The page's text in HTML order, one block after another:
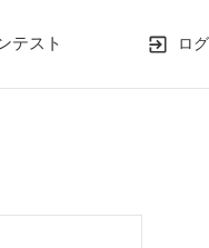
テスト ロ